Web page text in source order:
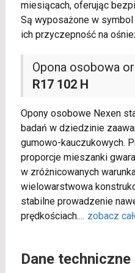
miesiącach, oferując
Są wyposażone w
ich przyczepność na
Opona osobowa
R17 102 H
Opony osobowe Nexen
badań w dziedzinie
gumowo-kauczukowych.
proporcje mieszanki
w zróżnicowanych
wielowarstwowa
stabilne prowadzenie
prędkościach.... zobacz
Dane techniczne